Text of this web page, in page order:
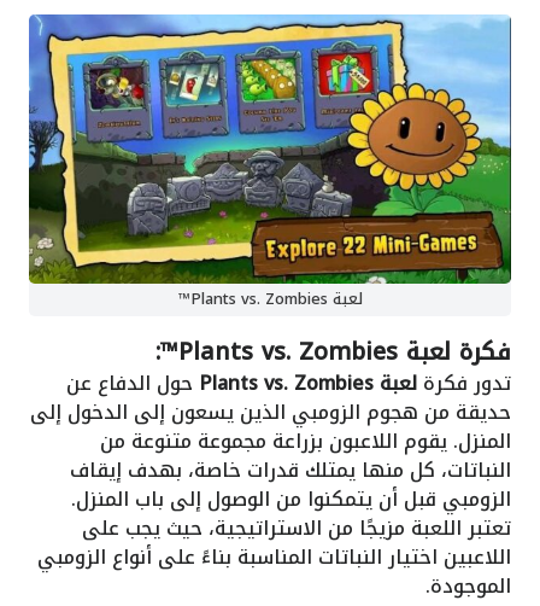
لعبة Plants vs. Zombies™
فكرة لعبة Plants vs. Zombies™:
تدور فكرةلعبة Plants vs. Zombies حول الدفاع عن
حديقة من هجوم الزومبي الذين يسعون إلى الدخول إلى
المنزل. يقوم اللاعبون بزراعة مجموعة متنوعة من
النباتات، كل منها يمتلك قدرات خاصة، بهدف إيقاف
الزومبي قبل أن يتمكنوا من الوصول إلى باب المنزل.
تعتبر اللعبة مزيجًا من الاستراتيجية، حيث يجب على
اللاعبين اختيار النباتات المناسبة بناءً على أنواع الزومبي
الموجودة.